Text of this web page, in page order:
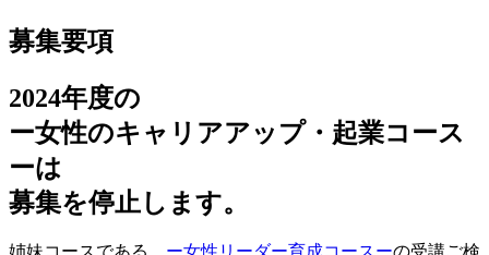
募集要項
2024年度の
ー女性のキャリアアップ・起業コース
ーは
募集を停止します。